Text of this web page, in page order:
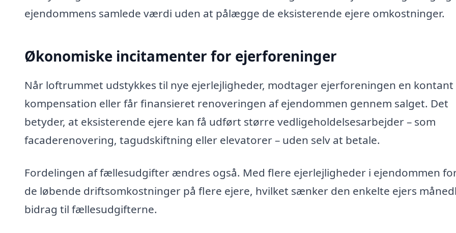
ejendommens samlede værdi uden at pålægge de eksisterende ejere omkostninger.
Økonomiske incitamenter for ejerforeninger
Når loftrummet udstykkes til nye ejerlejligheder, modtager ejerforeningen en kontant
kompensation eller får finansieret renoveringen af ejendommen gennem salget. Det
betyder, at eksisterende ejere kan få udført større vedligeholdelsesarbejder – som
facaderenovering, tagudskiftning eller elevatorer – uden selv at betale.
Fordelingen af fællesudgifter ændres også. Med flere ejerlejligheder i ejendommen
de løbende driftsomkostninger på flere ejere, hvilket sænker den enkelte ejers
bidrag til fællesudgifterne.